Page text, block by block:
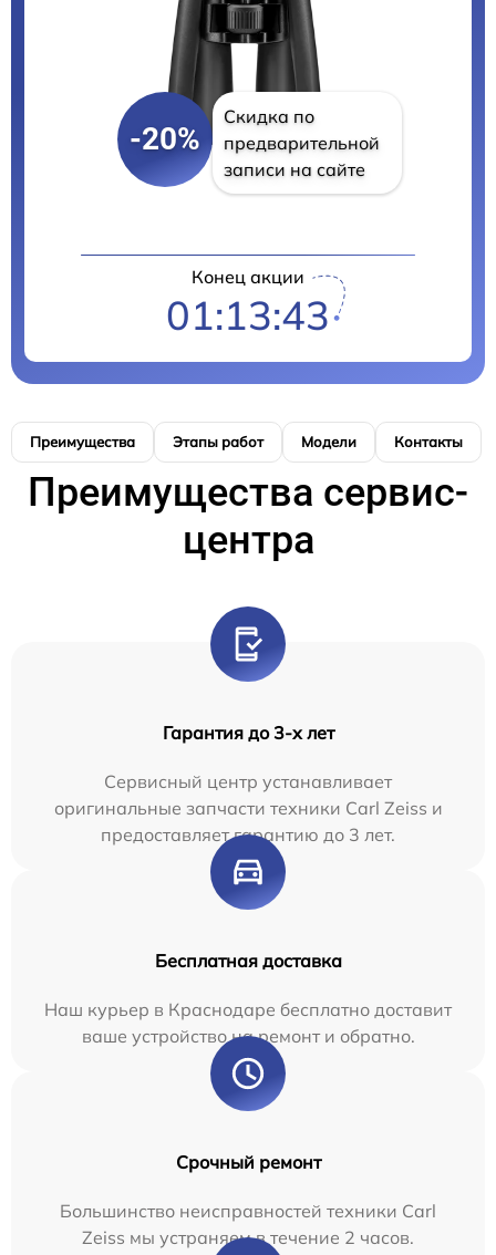
-20%
Скидка по
предварительной
записи на сайте
Конец акции
01:13:42
Преимущества Этапы работ Модели Контакты
Преимущества сервис-
центра
Гарантия до 3-х лет
Сервисный центр устанавливает
оригинальные запчасти техники Carl Zeiss и
предоставляет гарантию до 3 лет.
Бесплатная доставка
Наш курьер в Краснодаре бесплатно доставит
ваше устройство на ремонт и обратно.
Срочный ремонт
Большинство неисправностей техники Carl
Zeiss мы устраняем в течение 2 часов.